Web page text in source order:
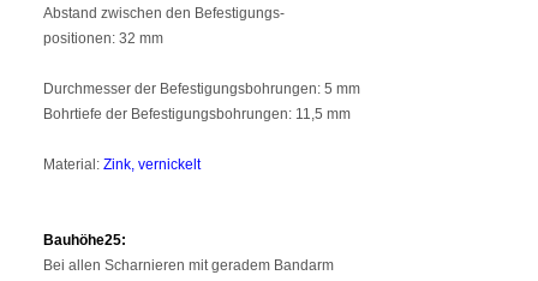
Abstand zwischen den Befestigungs-
positionen: 32 mm
Durchmesser der Befestigungsbohrungen: 5 mm
Bohrtiefe der Befestigungsbohrungen: 11,5 mm
Material: Zink, vernickelt
Bauhöhe25:
Bei allen Scharnieren mit geradem Bandarm